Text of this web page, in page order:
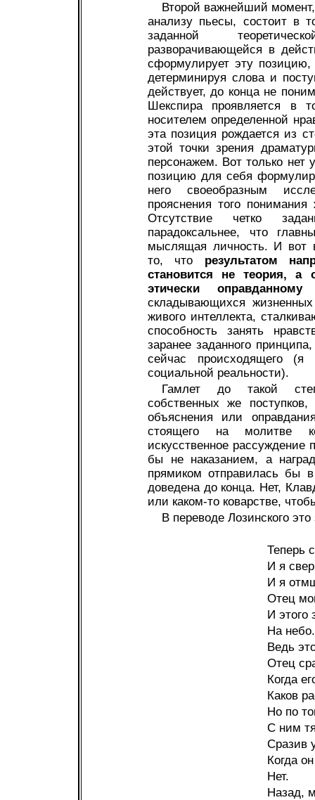
Второй важнейший
анализу пьесы, состоит в
заданной
разворачивающейся в
сформулирует эту позицию,
детерминируя слова и
действует, до конца не
Шекспира проявляется в
носителем определенной
эта позиция рождается из
этой точки зрения
персонажем. Вот только нет
позицию для себя
него своеобразным
прояснения того
Отсутствие четко
парадоксальнее, что
мыслящая личность. И вот
то, что результатом
становится не теория, а
этически
складывающихся жизненных
живого интеллекта,
способность занять
заранее заданного
сейчас происходящего
социальной реальности).
Гамлет до такой
собственных же
объяснения или
стоящего на молитве
искусственное рассуждение
бы не наказанием, а
прямиком отправилась бы
доведена до конца. Нет,
или каком-то коварстве,
В переводе Лозинского это
Теперь
И я
И я
Отец
И
На небо.
Ведь
Отец
Когда
Каков
Но по
С ним
Сразив
Когда
Нет.
Назад,